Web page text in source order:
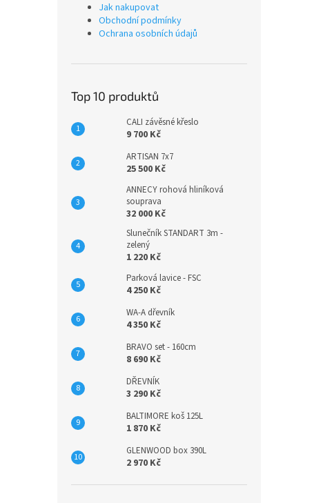
Jak nakupovat
Obchodní podmínky
Ochrana osobních údajů
Top 10 produktů
CALI závěsné křeslo
9 700 Kč
ARTISAN 7x7
25 500 Kč
ANNECY rohová hliníková
souprava
32 000 Kč
Slunečník STANDART 3m -
zelený
1 220 Kč
Parková lavice - FSC
4 250 Kč
WA-A dřevník
4 350 Kč
BRAVO set - 160cm
8 690 Kč
DŘEVNÍK
3 290 Kč
BALTIMORE koš 125L
1 870 Kč
GLENWOOD box 390L
2 970 Kč